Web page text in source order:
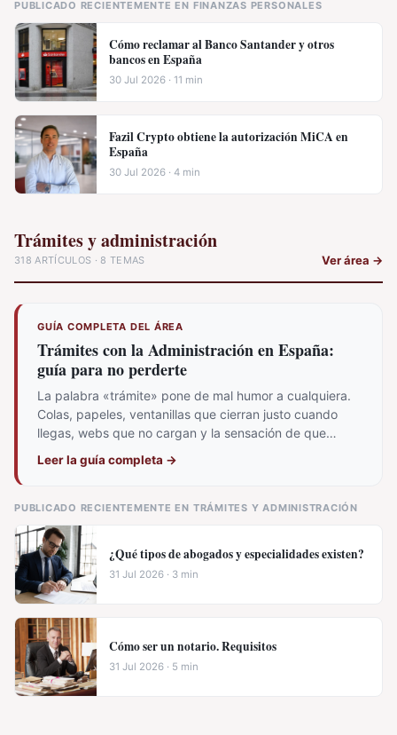
PUBLICADO RECIENTEMENTE EN FINANZAS PERSONALES
Cómo reclamar al Banco Santander y otros
bancos en España
30 Jul 2026 · 11 min
Fazil Crypto obtiene la autorización MiCA en
España
30 Jul 2026 · 4 min
Trámites y administración
318 ARTÍCULOS · 8 TEMAS Ver área →
GUÍA COMPLETA DEL ÁREA
Trámites con la Administración en España:
guía para no perderte
La palabra «trámite» pone de mal humor a cualquiera.
Colas, papeles, ventanillas que cierran justo cuando
llegas, webs que no cargan y la sensación de que…
Leer la guía completa →
PUBLICADO RECIENTEMENTE EN TRÁMITES Y ADMINISTRACIÓN
¿Qué tipos de abogados y especialidades existen?
31 Jul 2026 · 3 min
Cómo ser un notario. Requisitos
31 Jul 2026 · 5 min